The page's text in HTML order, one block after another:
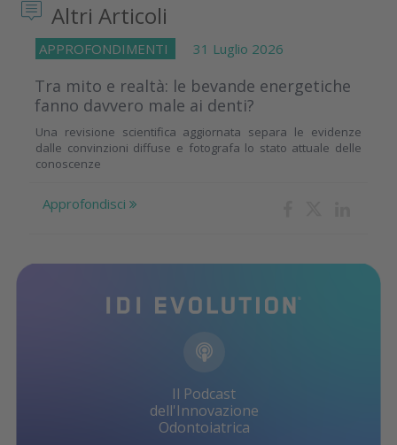
Altri Articoli
APPROFONDIMENTI 31 Luglio 2026
Tra mito e realtà: le bevande energetiche
fanno davvero male ai denti?
Una revisione scientifica aggiornata separa le evidenze
dalle convinzioni diffuse e fotografa lo stato attuale delle
conoscenze
Approfondisci
Il Podcast
dell'Innovazione
Odontoiatrica